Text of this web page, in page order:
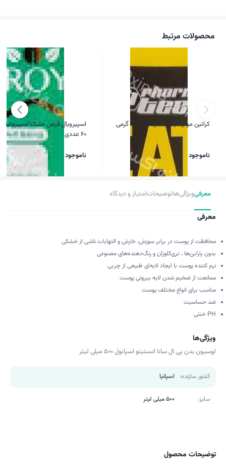
محصولات مرتبط
کراتین مونوهیدرات فارماتک 300 گرمی
ناموجود
اسپیرویال قرص جلبک اسپیرولینا
60 عددی
ناموجود
معرفیویژگی‌هاتوضیحاتامتیاز و دیدگاه
معرفی
محافظت از پوست در برابر سوزش، خارش و التهابات ناشی از خشکی
بدون پارابن‌ها ، تری‌کلوزان و رنگ‌دهنده‌های مصنوعی
نرم کننده پوست با ایجاد لایه‌ای طبیعی از چربی
ممانعت از ضخیم شدن لایه بیرونی پوست
مناسب برای انواع مختلف پوست
ضد حساسیت
PH خنثی
ویژگی‌ها
لوسیون بدن پی ال سانا انستیتو اسپانول 500 میلی لیتر
کشور سازنده: اسپانیا
سایز: 500 میلی لیتر
توضیحات محصول